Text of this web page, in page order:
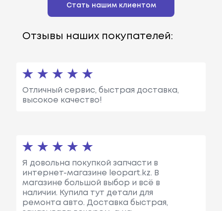
Стать нашим клиентом
Отзывы наших покупателей:
Отличный сервис, быстрая доставка,
высокое качество!
Я довольна покупкой запчасти в
интернет-магазине leopart.kz. В
магазине большой выбор и всё в
наличии. Купила тут детали для
ремонта авто. Доставка быстрая,